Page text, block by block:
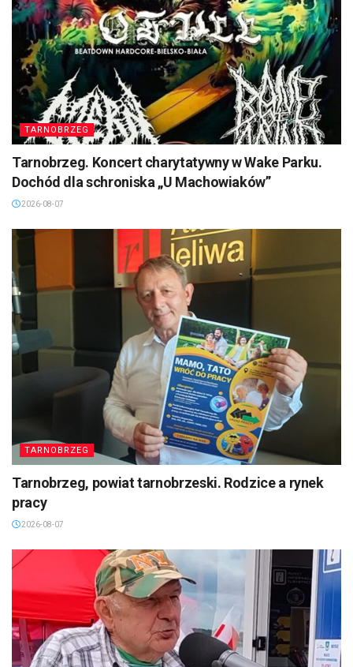
TARNOBRZEG
Tarnobrzeg. Koncert charytatywny w Wake Parku.
Dochód dla schroniska „U Machowiaków”
2026-08-07
TARNOBRZEG
Tarnobrzeg, powiat tarnobrzeski. Rodzice a rynek
pracy
2026-08-07